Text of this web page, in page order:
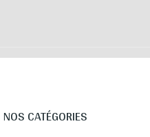
NOS CATÉGORIES